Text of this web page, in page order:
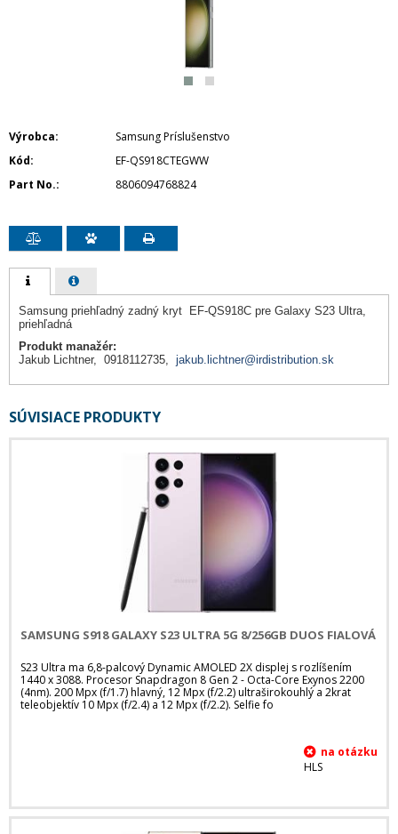
Výrobca
Samsung Príslušenstvo
Kód
EF-QS918CTEGWW
Part No.
8806094768824
Samsung priehľadný zadný kryt EF-QS918C pre Galaxy S23 Ultra,
priehľadná
Produkt manažér:
Jakub Lichtner, 0918112735, jakub.lichtner@irdistribution.sk
SÚVISIACE PRODUKTY
SAMSUNG S918 GALAXY S23 ULTRA 5G 8/256GB DUOS FIALOVÁ
S23 Ultra ma 6,8-palcový Dynamic AMOLED 2X displej s rozlíšením
1440 x 3088. Procesor Snapdragon 8 Gen 2 - Octa-Core Exynos 2200
(4nm). 200 Mpx (f/1.7) hlavný, 12 Mpx (f/2.2) ultraširokouhlý a 2krat
teleobjektív 10 Mpx (f/2.4) a 12 Mpx (f/2.2). Selfie fo
HLS